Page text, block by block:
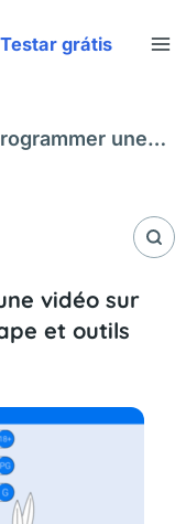
Testar grátis
une
vidéo sur
et outils